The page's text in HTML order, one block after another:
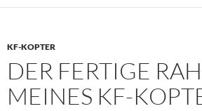
KF-KOPTER
DER FERTIGE
MEINES KF-